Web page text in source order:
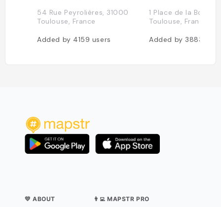
54 Rue Peyrolières, 31000
Toulouse, France
Added by 4159 users
1 Place de la
Toulouse, France
Added by 3883
💛 ABOUT 👨‍💻 MAPSTR PRO